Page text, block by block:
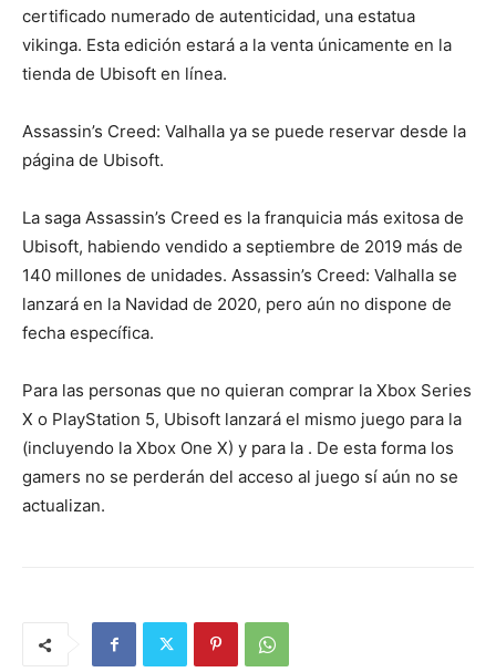
certificado numerado de autenticidad, una estatua
vikinga. Esta edición estará a la venta únicamente en la
tienda de Ubisoft en línea.
Assassin’s Creed: Valhalla ya se puede reservar desde la
página de Ubisoft.
La saga Assassin’s Creed es la franquicia más exitosa de
Ubisoft, habiendo vendido a septiembre de 2019 más de
140 millones de unidades. Assassin’s Creed: Valhalla se
lanzará en la Navidad de 2020, pero aún no dispone de
fecha específica.
Para las personas que no quieran comprar la Xbox Series
X o PlayStation 5, Ubisoft lanzará el mismo juego para la
(incluyendo la Xbox One X) y para la . De esta forma los
gamers no se perderán del acceso al juego sí aún no se
actualizan.